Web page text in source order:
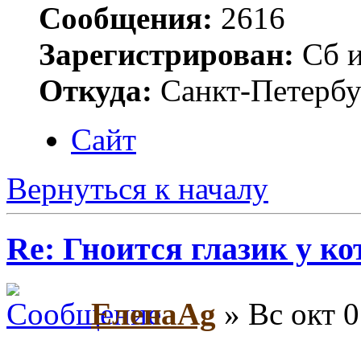
Сообщения: 2616
Зарегистрирован: Сб
Откуда: Санкт-
Сайт
Вернуться к началу
Re: Гноится глазик у
ЕленаAg » Вс окт